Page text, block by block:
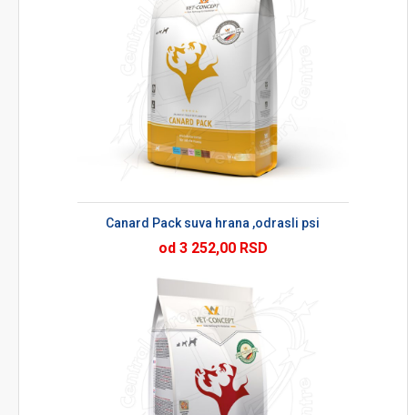
Canard Pack suva hrana ,odrasli psi
od 3 252,00 RSD